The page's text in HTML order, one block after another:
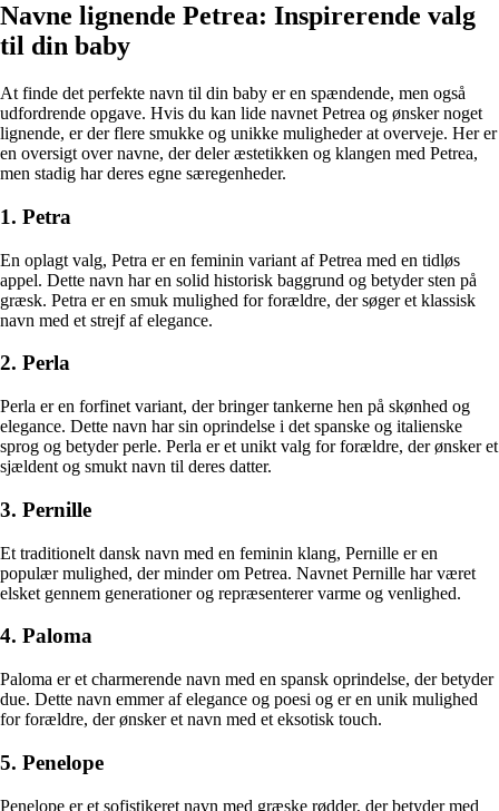
Navne lignende Petrea: Inspirerende valg
til din baby
At finde det perfekte navn til din baby er en spændende, men også
udfordrende opgave. Hvis du kan lide navnet Petrea og ønsker noget
lignende, er der flere smukke og unikke muligheder at overveje. Her er
en oversigt over navne, der deler æstetikken og klangen med Petrea,
men stadig har deres egne særegenheder.
1. Petra
En oplagt valg, Petra er en feminin variant af Petrea med en tidløs
appel. Dette navn har en solid historisk baggrund og betyder sten på
græsk. Petra er en smuk mulighed for forældre, der søger et klassisk
navn med et strejf af elegance.
2. Perla
Perla er en forfinet variant, der bringer tankerne hen på skønhed og
elegance. Dette navn har sin oprindelse i det spanske og italienske
sprog og betyder perle. Perla er et unikt valg for forældre, der ønsker et
sjældent og smukt navn til deres datter.
3. Pernille
Et traditionelt dansk navn med en feminin klang, Pernille er en
populær mulighed, der minder om Petrea. Navnet Pernille har været
elsket gennem generationer og repræsenterer varme og venlighed.
4. Paloma
Paloma er et charmerende navn med en spansk oprindelse, der betyder
due. Dette navn emmer af elegance og poesi og er en unik mulighed
for forældre, der ønsker et navn med et eksotisk touch.
5. Penelope
Penelope er et sofistikeret navn med græske rødder, der betyder med